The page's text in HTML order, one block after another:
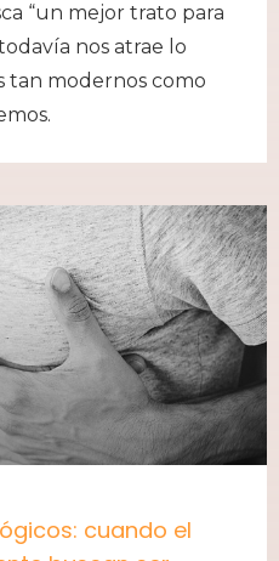
“un mejor trato para
nos atrae lo
tan modernos como
cuando el